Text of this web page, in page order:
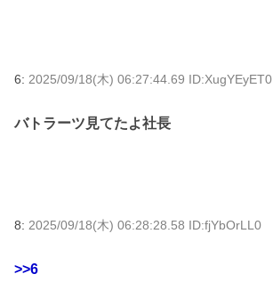
6: 2025/09/18(木) 06:27:44.69 ID:XugYEyET0
バトラーツ見てたよ社長
8: 2025/09/18(木) 06:28:28.58 ID:fjYbOrLL0
>>6